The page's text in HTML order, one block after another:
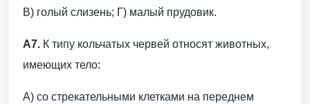
В) голый слизень; Г) малый прудовик.
А7. К типу кольчатых червей относят животных,
имеющих тело:
А) со стрекательными клетками на переднем